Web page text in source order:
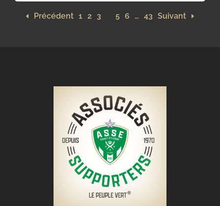
Précédent 1 2 3 5 6 … 43 Suivant